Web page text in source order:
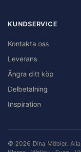
KUNDSERVICE
Kontakta oss
Leverans
Ångra ditt köp
Delbetalning
Inspiration
© 2026 Dina Möbler.